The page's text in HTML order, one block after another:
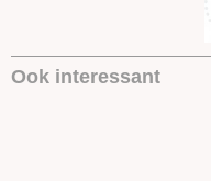
Ook interessant